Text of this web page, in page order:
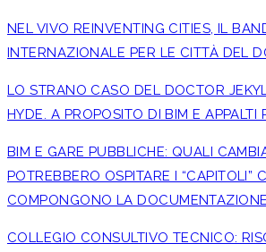
NEL VIVO REINVENTING CITIES, IL
INTERNAZIONALE PER LE CITTÀ DEL
LO STRANO CASO DEL DOCTOR
HYDE. A PROPOSITO DI BIM E APPALTI
BIM E GARE PUBBLICHE: QUALI
POTREBBERO OSPITARE I “CAPITOLI”
COMPONGONO LA
COLLEGIO CONSULTIVO TECNICO: